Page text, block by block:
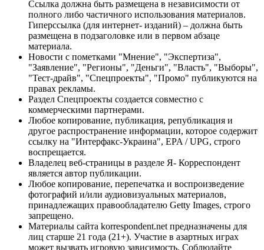
Ссылка должна быть размещена в независимости от
полного либо частичного использования материалов.
Гиперссылка (для интернет- изданий) – должна быть
размещена в подзаголовке или в первом абзаце
материала.
Новости с пометками "Мнение", "Экспертиза",
"Заявление", "Регионы", "Деньги", "Власть", "Выборы",
"Тест-драйв", "Спецпроекты", "Промо" публикуются на
правах рекламы.
Раздел Спецпроекты создается совместно с
коммерческими партнерами.
Любое копирование, публикация, републикация и
другое распространение информации, которое содержит
ссылку на "Интерфакс-Украина", EPA / UPG, строго
воспрещается.
Владелец веб-страницы в разделе Я- Корреспондент
является автор публикации.
Любое копирование, перепечатка и воспроизведение
фотографий и/или аудиовизуальных материалов,
принадлежащих правообладателю Getty Images, строго
запрещено.
Материалы сайта korrespondent.net предназначены для
лиц старше 21 года (21+). Участие в азартных играх
может вызвать игровую зависимость. Соблюдайте